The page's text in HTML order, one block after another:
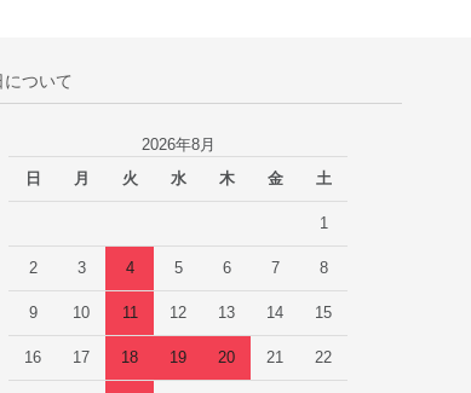
ついて
2026年8月
日
月 火 水 木 金 土
1
2 3 4 5 6 7 8
9 10 11 12 13 14 15
16 17 18 19 20 21 22